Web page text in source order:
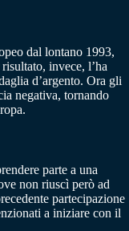
dal lontano 1993,
invece, l’ha
d’argento. Ora gli
negativa, tornando
parte a una
non riuscì però ad
partecipazione
a iniziare con il